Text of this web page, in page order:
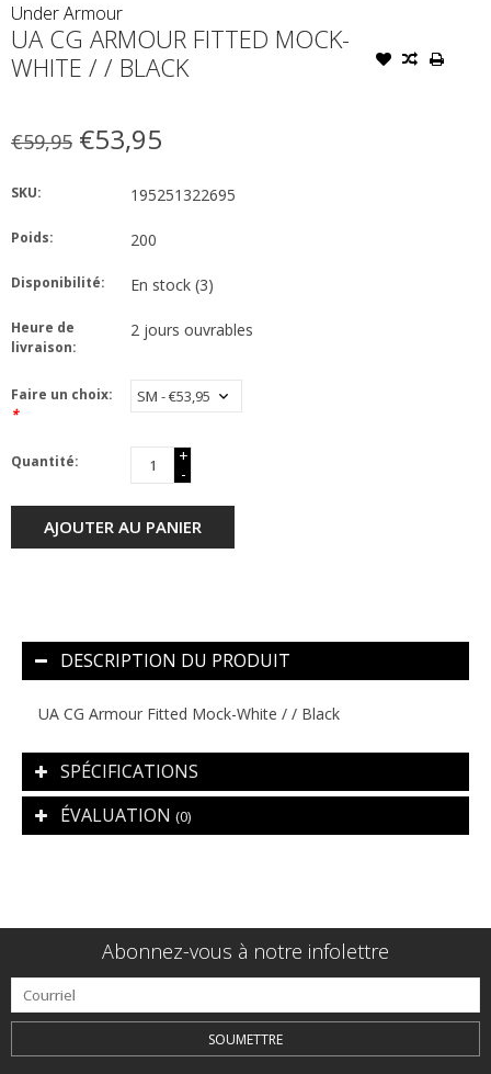
Under Armour
UA CG ARMOUR FITTED MOCK-
WHITE / / BLACK
€59,95 €53,95
SKU: 195251322695
Poids: 200
Disponibilité: En stock (3)
Heure de
livraison:
2 jours ouvrables
Faire un choix:
*
Quantité:
+
-
AJOUTER AU PANIER
DESCRIPTION DU PRODUIT
UA CG Armour Fitted Mock-White / / Black
SPÉCIFICATIONS
ÉVALUATION (0)
Abonnez-vous à notre infolettre
SOUMETTRE